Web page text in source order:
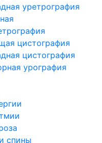
уретрография
цистография
цистография
урография
спины